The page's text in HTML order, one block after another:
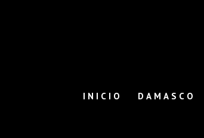
INICIO DAMASCO